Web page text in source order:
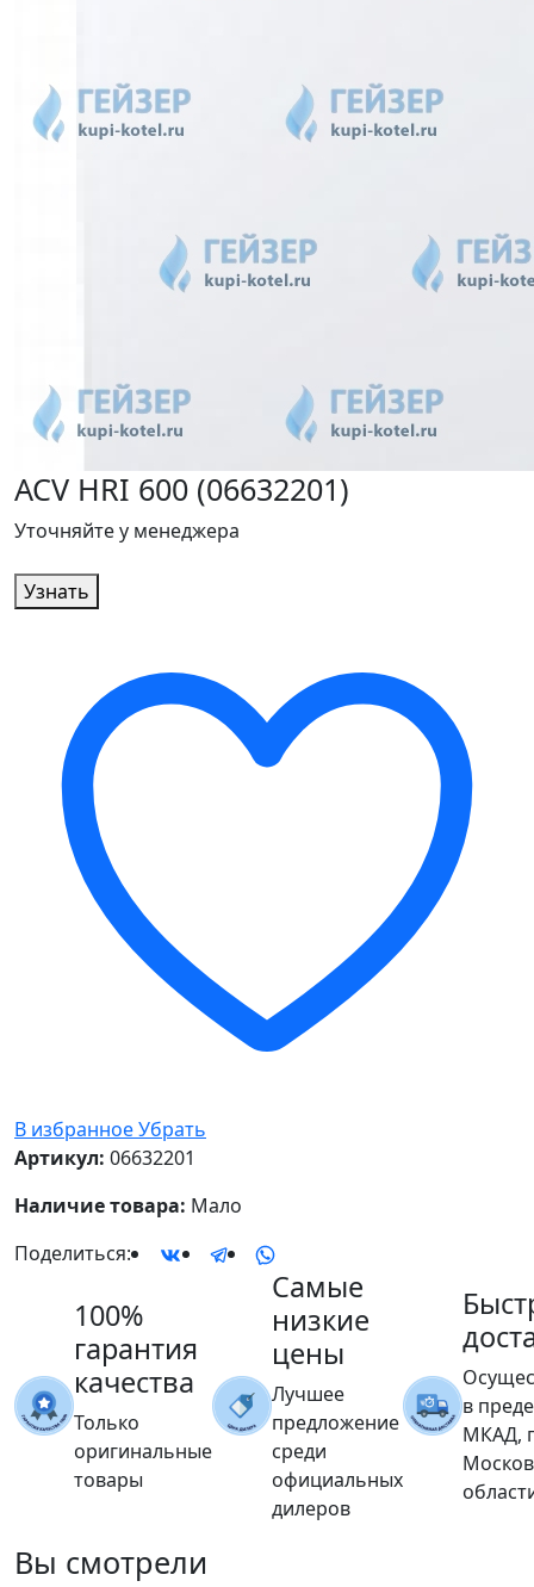
ACV HRI 600 (06632201)
Уточняйте у менеджера
Узнать
В избранноеУбрать
Артикул: 06632201
Наличие товара: Мало
Поделиться:
100%
гарантия
качества
Только
оригинальные
товары
Самые
низкие
цены
Лучшее
предложение
среди
официальных
дилеров
в
МКАД,
Вы смотрели